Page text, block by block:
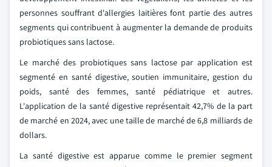
personnes souffrant d'allergies laitières font partie des autres
segments qui contribuent à augmenter la demande de produits
probiotiques sans lactose.
Le marché des probiotiques sans lactose par application est
segmenté en santé digestive, soutien immunitaire, gestion du
poids, santé des femmes, santé pédiatrique et autres.
L'application de la santé digestive représentait 42,7% de la part
de marché en 2024, avec une taille de marché de 6,8 milliards de
dollars.
La santé digestive est apparue comme le premier segment